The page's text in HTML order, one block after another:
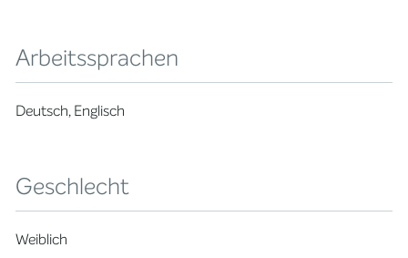
Arbeitssprachen
Deutsch, Englisch
Geschlecht
Weiblich